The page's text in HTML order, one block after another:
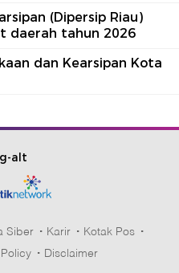
(Dipersip Riau)
daerah tahun 2026
dan Kearsipan Kota
Siber Karir
Kotak Pos
Disclaimer